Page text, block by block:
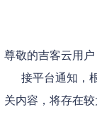
尊敬的吉客云用户
接平台通知，
关内容，将存在